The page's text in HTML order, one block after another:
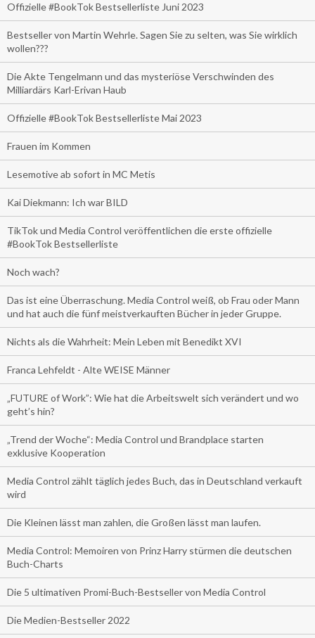
Offizielle #BookTok Bestsellerliste Juni 2023
Bestseller von Martin Wehrle. Sagen Sie zu selten, was Sie wirklich
wollen???
Die Akte Tengelmann und das mysteriöse Verschwinden des
Milliardärs Karl-Erivan Haub
Offizielle #BookTok Bestsellerliste Mai 2023
Frauen im Kommen
Lesemotive ab sofort in MC Metis
Kai Diekmann: Ich war BILD
TikTok und Media Control veröffentlichen die erste offizielle
#BookTok Bestsellerliste
Noch wach?
Das ist eine Überraschung. Media Control weiß, ob Frau oder Mann
und hat auch die fünf meistverkauften Bücher in jeder Gruppe.
Nichts als die Wahrheit: Mein Leben mit Benedikt XVI
Franca Lehfeldt - Alte WEISE Männer
„FUTURE of Work”: Wie hat die Arbeitswelt sich verändert und wo
geht’s hin?
„Trend der Woche“: Media Control und Brandplace starten
exklusive Kooperation
Media Control zählt täglich jedes Buch, das in Deutschland verkauft
wird
Die Kleinen lässt man zahlen, die Großen lässt man laufen.
Media Control: Memoiren von Prinz Harry stürmen die deutschen
Buch-Charts
Die 5 ultimativen Promi-Buch-Bestseller von Media Control
Die Medien-Bestseller 2022